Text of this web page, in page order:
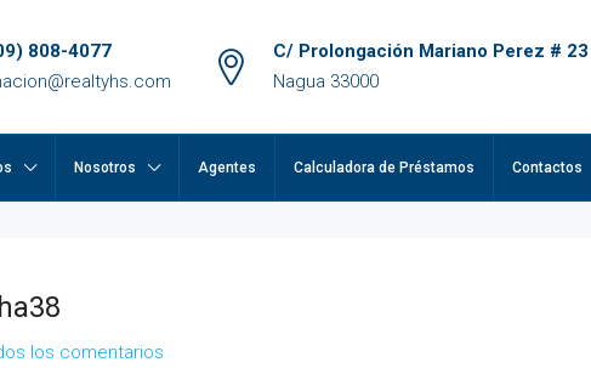
808-4077
C/ Prolongación Mariano Perez # 23
Nagua 33000
Nosotros Agentes Calculadora de Préstamos Contactos
los comentarios